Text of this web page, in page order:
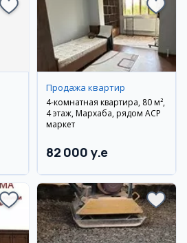
Продажа квартир
4-комнатная квартира, 80 м²,
4 этаж, Мархаба, рядом АСР
маркет
82 000 y.e